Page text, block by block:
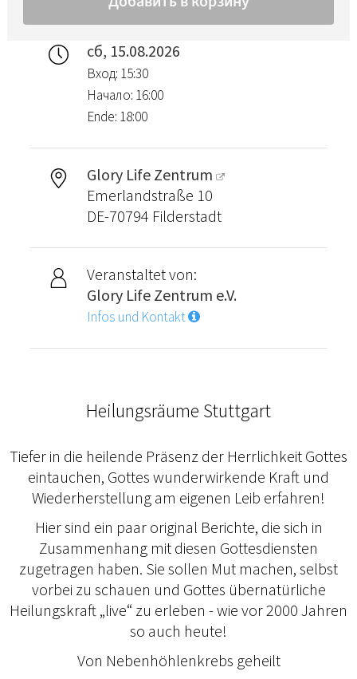
сб, 15.08.2026
Вход: 15:30
Начало: 16:00
Ende: 18:00
Glory Life Zentrum
Emerlandstraße 10
DE-70794 Filderstadt
Veranstaltet von:
Glory Life Zentrum e.V.
Infos und Kontakt
Heilungsräume Stuttgart
Tiefer in die heilende Präsenz der Herrlichkeit Gottes
eintauchen, Gottes wunderwirkende Kraft und
Wiederherstellung am eigenen Leib erfahren!
Hier sind ein paar original Berichte, die sich in
Zusammenhang mit diesen Gottesdiensten
zugetragen haben. Sie sollen Mut machen, selbst
vorbei zu schauen und Gottes übernatürliche
Heilungskraft „live“ zu erleben - wie vor 2000 Jahren
so auch heute!
Von Nebenhöhlenkrebs geheilt